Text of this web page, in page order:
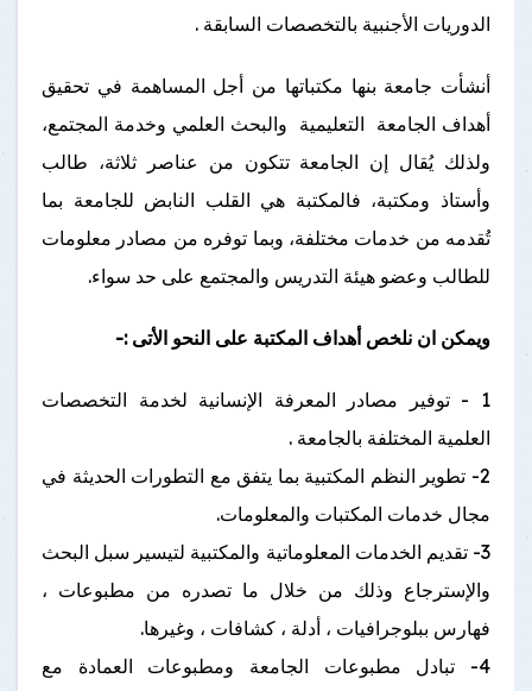
الدوريات الأجنبية بالتخصصات السابقة .
أنشأت جامعة بنها مكتباتها من أجل المساهمة في تحقيق
أهداف الجامعة التعليمية والبحث العلمي وخدمة المجتمع،
ولذلك يُقال إن الجامعة تتكون من عناصر ثلاثة، طالب
وأستاذ ومكتبة، فالمكتبة هي القلب النابض للجامعة بما
تُقدمه من خدمات مختلفة، وبما توفره من مصادر معلومات
للطالب وعضو هيئة التدريس والمجتمع على حد سواء.
ويمكن ان نلخص أهداف المكتبة على النحو الأتى :-
1 - توفير مصادر المعرفة الإنسانية لخدمة التخصصات
العلمية المختلفة بالجامعة .
2- تطوير النظم المكتبية بما يتفق مع التطورات الحديثة في
مجال خدمات المكتبات والمعلومات.
3- تقديم الخدمات المعلوماتية والمكتبية لتيسير سبل البحث
والإسترجاع وذلك من خلال ما تصدره من مطبوعات ،
فهارس ببلوجرافيات ، أدلة ، كشافات ، وغيرها.
4- تبادل مطبوعات الجامعة ومطبوعات العمادة مع